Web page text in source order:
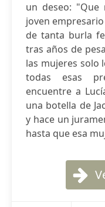
un deseo:
joven
de tanta burla
tras años de
las mujeres solo
todas esas
encuentre a
una botella de
y hace un
hasta que esa